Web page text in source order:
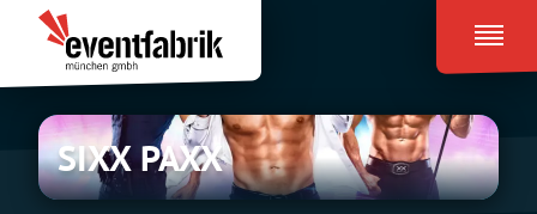
Inhalt
springen
Eventfabrik
München
SIXX
PAXXSIXX PAXX